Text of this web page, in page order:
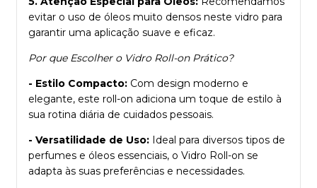
evitar o uso de óleos muito densos neste vidro para
garantir uma aplicação suave e eficaz.
Por que Escolher o Vidro Roll-on Prático?
- Estilo Compacto: Com design moderno e
elegante, este roll-on adiciona um toque de estilo à
sua rotina diária de cuidados pessoais.
- Versatilidade de Uso: Ideal para diversos tipos de
perfumes e óleos essenciais, o Vidro Roll-on se
adapta às suas preferências e necessidades.